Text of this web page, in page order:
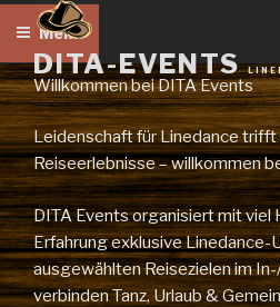
Inhalt
springenDITA-EVENTS
Menü
Willkommen bei DITA Events
Leidenschaft für Linedance
Reiseerlebnisse – willkommen
DITA Events organisiert mit viel
Erfahrung exklusive Linedance-
ausgewählten Reisezielen im
verbinden Tanz, Urlaub &